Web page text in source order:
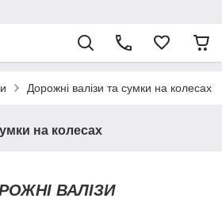
Дорожні валізи та сумки на колесах
на колесах
ВАЛІЗИ